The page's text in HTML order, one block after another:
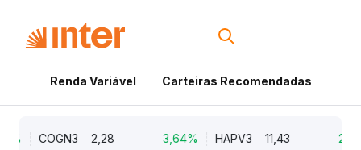
Renda Variável Carteiras Recomendadas
COGN3 2,28 3,64% HAPV3 11,43